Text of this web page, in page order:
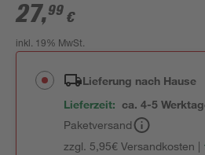
27,99 €
inkl. 19% MwSt.
Lieferung nach Hause
Lieferzeit: ca. 4-5
Paketversand
zzgl. 5,95€ Versandkosten |